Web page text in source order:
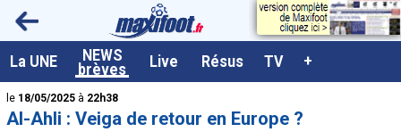
La UNE NEWS
brèves Live Résus TV +
<
le 18/05/2025 à 22h38
Al-Ahli : Veiga de retour en Europe ?
A la UNE
Dernières brèves
Live / Matchs en direct